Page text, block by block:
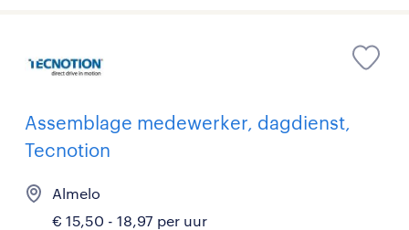
Assemblage medewerker, dagdienst,
Tecnotion
Almelo
€ 15,50 - 18,97 per uur